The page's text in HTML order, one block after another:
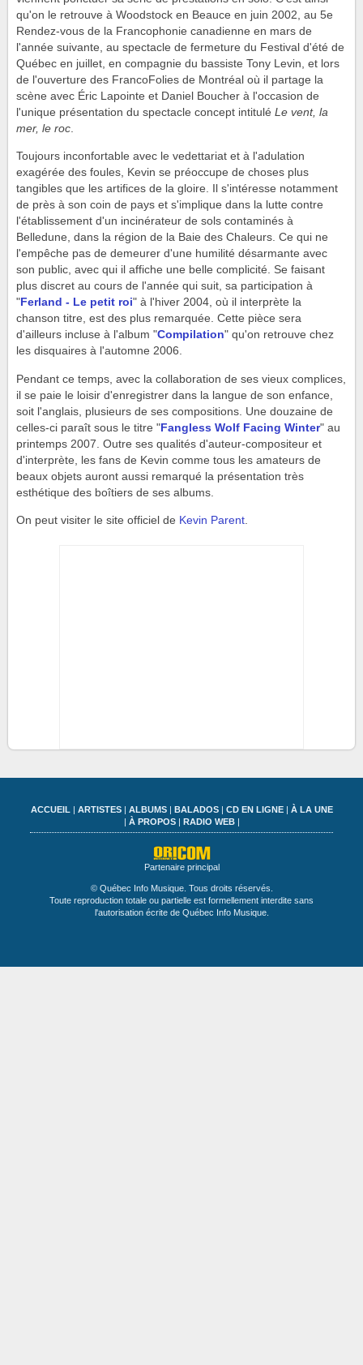
qu'on le retrouve à Woodstock en Beauce en juin 2002, au 5e
Rendez-vous de la Francophonie canadienne en mars de
l'année suivante, au spectacle de fermeture du Festival d'été de
Québec en juillet, en compagnie du bassiste Tony Levin, et lors
de l'ouverture des FrancoFolies de Montréal où il partage la
scène avec Éric Lapointe et Daniel Boucher à l'occasion de
l'unique présentation du spectacle concept intitulé Le vent, la
mer, le roc.
Toujours inconfortable avec le vedettariat et à l'adulation
exagérée des foules, Kevin se préoccupe de choses plus
tangibles que les artifices de la gloire. Il s'intéresse notamment
de près à son coin de pays et s'implique dans la lutte contre
l'établissement d'un incinérateur de sols contaminés à
Belledune, dans la région de la Baie des Chaleurs. Ce qui ne
l'empêche pas de demeurer d'une humilité désarmante avec
son public, avec qui il affiche une belle complicité. Se faisant
plus discret au cours de l'année qui suit, sa participation à
" Ferland - Le petit roi" à l'hiver 2004, où il interprète la
chanson titre, est des plus remarquée. Cette pièce sera
d'ailleurs incluse à l'album "Compilation" qu'on retrouve chez
les disquaires à l'automne 2006.
Pendant ce temps, avec la collaboration de ses vieux complices,
il se paie le loisir d'enregistrer dans la langue de son enfance,
soit l'anglais, plusieurs de ses compositions. Une douzaine de
celles-ci paraît sous le titre " Fangless Wolf Facing Winter" au
printemps 2007. Outre ses qualités d'auteur-compositeur et
d'interprète, les fans de Kevin comme tous les amateurs de
beaux objets auront aussi remarqué la présentation très
esthétique des boîtiers de ses albums.
On peut visiter le site officiel de Kevin Parent.
ACCUEIL| ARTISTES| ALBUMS| BALADOS| CD EN LIGNE| À LA UNE
À PROPOS| RADIO WEB|
Partenaire principal
© Québec Info Musique. Tous droits réservés.
Toute reproduction totale ou partielle est formellement interdite sans
l'autorisation écrite de Québec Info Musique.